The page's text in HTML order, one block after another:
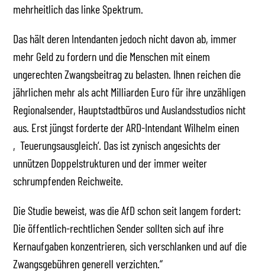
mehrheitlich das linke Spektrum.
Das hält deren Intendanten jedoch nicht davon ab, immer
mehr Geld zu fordern und die Menschen mit einem
ungerechten Zwangsbeitrag zu belasten. Ihnen reichen die
jährlichen mehr als acht Milliarden Euro für ihre unzähligen
Regionalsender, Hauptstadtbüros und Auslandsstudios nicht
aus. Erst jüngst forderte der ARD-Intendant Wilhelm einen
‚Teuerungsausgleich‘. Das ist zynisch angesichts der
unnützen Doppelstrukturen und der immer weiter
schrumpfenden Reichweite.
Die Studie beweist, was die AfD schon seit langem fordert:
Die öffentlich-rechtlichen Sender sollten sich auf ihre
Kernaufgaben konzentrieren, sich verschlanken und auf die
Zwangsgebühren generell verzichten.“